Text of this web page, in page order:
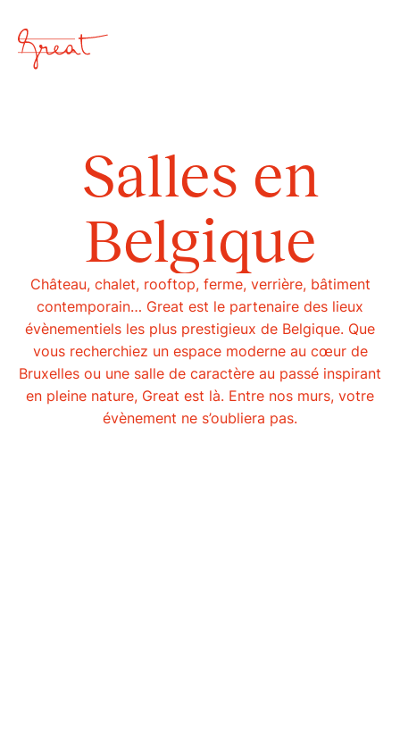
Accueil
Approche
Salles
Fermer
Salles en
Belgique
Château, chalet, rooftop, ferme, verrière, bâtiment
contemporain… Great est le partenaire des lieux
évènementiels les plus prestigieux de Belgique. Que
vous recherchiez un espace moderne au cœur de
Bruxelles ou une salle de caractère au passé inspirant
en pleine nature, Great est là. Entre nos murs, votre
évènement ne s’oubliera pas.